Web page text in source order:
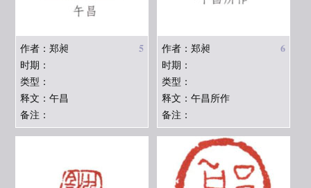
5
作者：郑昶
时期：
类型：
释文：午昌
备注：
6
作者：郑昶
时期：
类型：
释文：午昌所作
备注：